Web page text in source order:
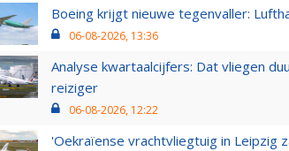
Boeing krijgt nieuwe tegenvaller:
06-08-2026, 13:36
Analyse kwartaalcijfers: Dat vliegen
reiziger
06-08-2026, 12:22
'Oekraïense vrachtvliegtuig in Leipzig